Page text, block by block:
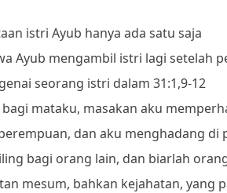
istri Ayub hanya ada satu saja
Ayub mengambil istri lagi setelah
seorang istri dalam 31:1,9-12
mataku, masakan aku
dan aku menghadang di
bagi orang lain, dan biarlah
mesum, bahkan kejahatan, yang